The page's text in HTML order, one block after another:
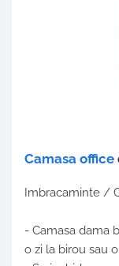
Camasa office
Imbracaminte /
- Camasa dama
o zi la birou sau